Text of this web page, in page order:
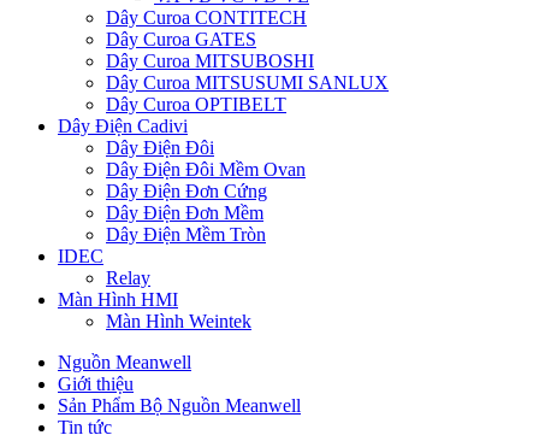
Dây Curoa CONTITECH
Dây Curoa GATES
Dây Curoa MITSUBOSHI
Dây Curoa MITSUSUMI SANLUX
Dây Curoa OPTIBELT
Dây Điện Cadivi
Dây Điện Đôi
Dây Điện Đôi Mềm Ovan
Dây Điện Đơn Cứng
Dây Điện Đơn Mềm
Dây Điện Mềm Tròn
IDEC
Relay
Màn Hình HMI
Màn Hình Weintek
Nguồn Meanwell
Giới thiệu
Sản Phẩm Bộ Nguồn Meanwell
Tin tức